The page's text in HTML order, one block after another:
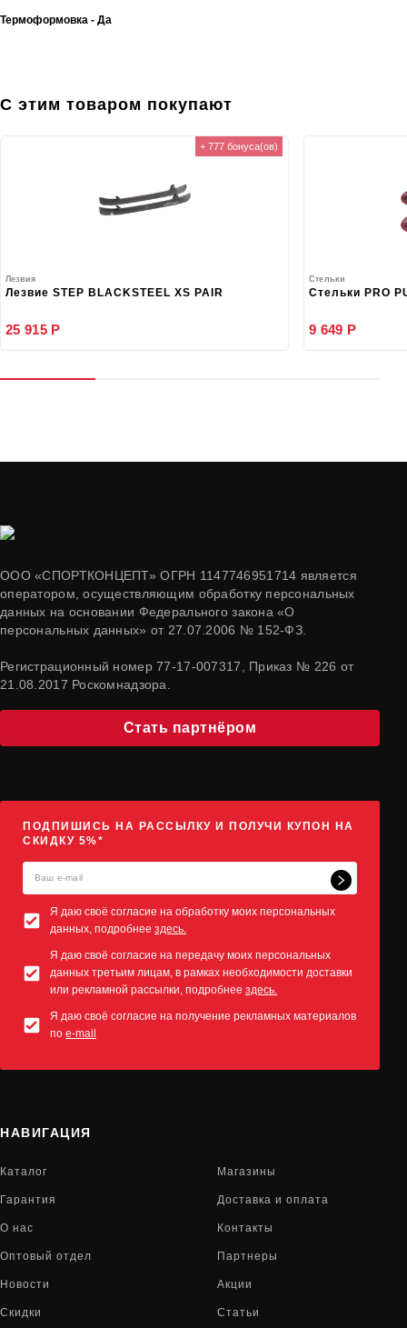
Термоформовка - Да
С этим товаром покупают
+ 777 бонуса(ов)
Лезвия
Лезвие STEP BLACKSTEEL XS PAIR
25 915 Р
Стельки
Стельки PRO
9 649 Р
ООО «СПОРТКОНЦЕПТ» ОГРН 1147746951714 является
оператором, осуществляющим обработку персональных
данных на основании Федерального закона «О
персональных данных» от 27.07.2006 № 152-ФЗ.
Регистрационный номер 77-17-007317, Приказ № 226 от
21.08.2017 Роскомнадзора.
Стать партнёром
ПОДПИШИСЬ НА РАССЫЛКУ И ПОЛУЧИ КУПОН НА
СКИДКУ 5%*
Я даю своё согласие на обработку моих персональных
данных, подробнее здесь.
Я даю своё согласие на передачу моих персональных
данных третьим лицам, в рамках необходимости доставки
или рекламной рассылки, подробнее здесь.
Я даю своё согласие на получение рекламных материалов
по e-mail
НАВИГАЦИЯ
Каталог Магазины
Гарантия Доставка и оплата
О нас Контакты
Оптовый отдел Партнеры
Новости Акции
Скидки Статьи